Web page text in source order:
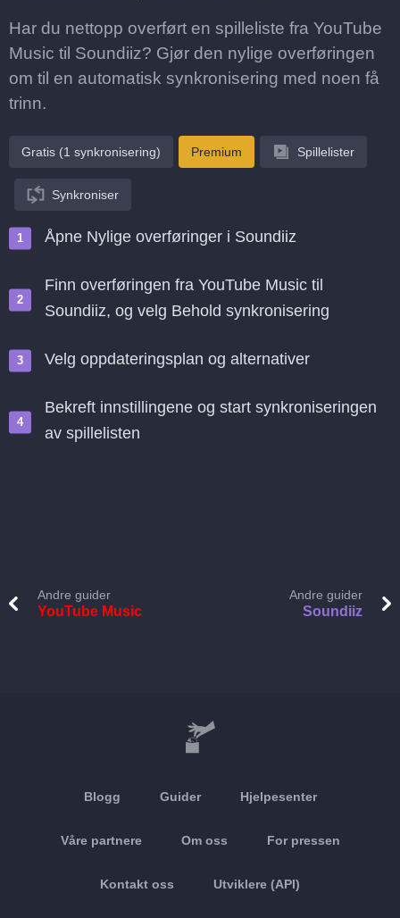
Har du nettopp overført en spilleliste fra YouTube
Music til Soundiiz? Gjør den nylige overføringen
om til en automatisk synkronisering med noen få
trinn.
Gratis (1 synkronisering) Premium Spillelister
Synkroniser
Åpne Nylige overføringer i Soundiiz
Finn overføringen fra YouTube Music til
Soundiiz, og velg Behold synkronisering
Velg oppdateringsplan og alternativer
Bekreft innstillingene og start synkroniseringen
av spillelisten
Andre guider
YouTube Music
Andre guider
Soundiiz
Blogg Guider Hjelpesenter
Våre partnere Om oss For pressen
Kontakt oss Utviklere (API)